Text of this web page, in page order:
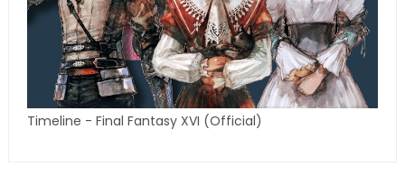
Timeline - Final Fantasy XVI (Official)